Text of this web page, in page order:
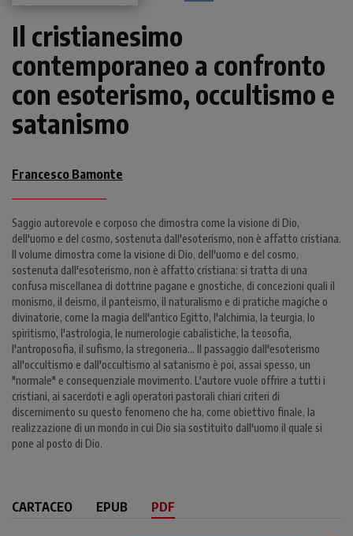
Il cristianesimo
contemporaneo a confronto
con esoterismo, occultismo e
satanismo
Francesco Bamonte
Saggio autorevole e corposo che dimostra come la visione di Dio,
dell'uomo e del cosmo, sostenuta dall'esoterismo, non è affatto cristiana.
Il volume dimostra come la visione di Dio, dell'uomo e del cosmo,
sostenuta dall'esoterismo, non è affatto cristiana: si tratta di una
confusa miscellanea di dottrine pagane e gnostiche, di concezioni quali il
monismo, il deismo, il panteismo, il naturalismo e di pratiche magiche o
divinatorie, come la magia dell'antico Egitto, l'alchimia, la teurgia, lo
spiritismo, l'astrologia, le numerologie cabalistiche, la teosofia,
l'antroposofia, il sufismo, la stregoneria... Il passaggio dall'esoterismo
all'occultismo e dall'occultismo al satanismo è poi, assai spesso, un
"normale" e consequenziale movimento. L'autore vuole offrire a tutti i
cristiani, ai sacerdoti e agli operatori pastorali chiari criteri di
discernimento su questo fenomeno che ha, come obiettivo finale, la
realizzazione di un mondo in cui Dio sia sostituito dall'uomo il quale si
pone al posto di Dio.
CARTACEO EPUB PDF